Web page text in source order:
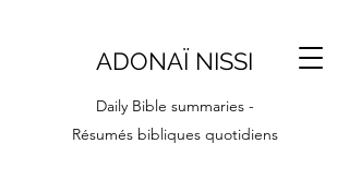
ADONAÏ NISSI
Daily Bible summaries -
Résumés bibliques quotidiens